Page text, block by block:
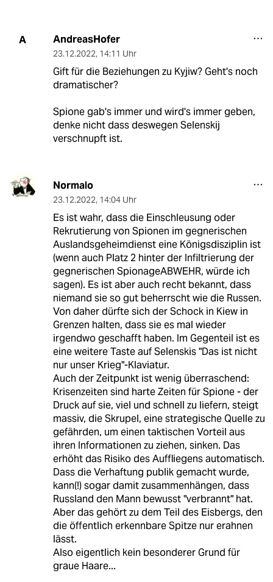
A AndreasHofer
23.12.2022, 14:11 Uhr
Gift für die Beziehungen zu Kyjiw? Geht's noch
dramatischer?
Spione gab's immer und wird's immer geben,
denke nicht dass deswegen Selenskij
verschnupft ist.
Normalo
23.12.2022, 14:04 Uhr
Es ist wahr, dass die Einschleusung oder
Rekrutierung von Spionen im gegnerischen
Auslandsgeheimdienst eine Königsdisziplin ist
(wenn auch Platz 2 hinter der Infiltrierung der
gegnerischen SpionageABWEHR, würde ich
sagen). Es ist aber auch recht bekannt, dass
niemand sie so gut beherrscht wie die Russen.
Von daher dürfte sich der Schock in Kiew in
Grenzen halten, dass sie es mal wieder
irgendwo geschafft haben. Im Gegenteil ist es
eine weitere Taste auf Selenskis "Das ist nicht
nur unser Krieg"-Klaviatur.
Auch der Zeitpunkt ist wenig überraschend:
Krisenzeiten sind harte Zeiten für Spione - der
Druck auf sie, viel und schnell zu liefern, steigt
massiv, die Skrupel, eine strategische Quelle zu
gefährden, um einen taktischen Vorteil aus
ihren Informationen zu ziehen, sinken. Das
erhöht das Risiko des Auffliegens automatisch.
Dass die Verhaftung publik gemacht wurde,
kann(!) sogar damit zusammenhängen, dass
Russland den Mann bewusst "verbrannt" hat.
Aber das gehört zu dem Teil des Eisbergs, den
die öffentlich erkennbare Spitze nur erahnen
lässt.
Also eigentlich kein besonderer Grund für
graue Haare...